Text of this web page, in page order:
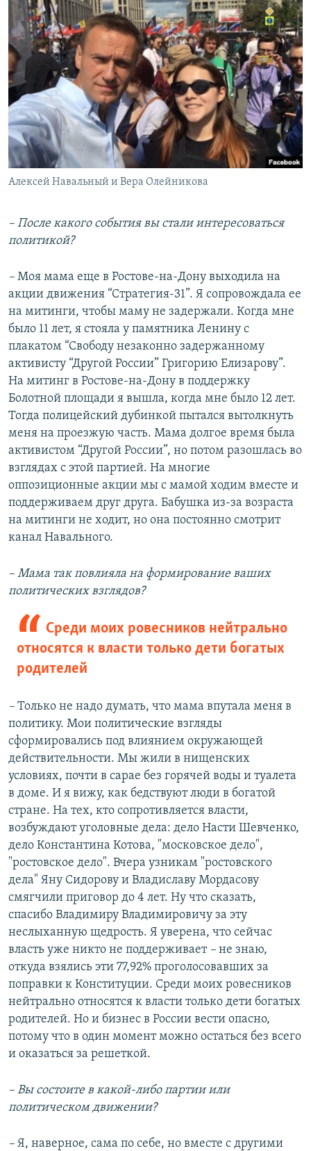
Алексей Навальный и Вера Олейникова
– После какого события вы стали интересоваться
политикой?
– Моя мама еще в Ростове-на-Дону выходила на
акции движения “Стратегия-31”. Я сопровождала ее
на митинги, чтобы маму не задержали. Когда мне
было 11 лет, я стояла у памятника Ленину с
плакатом “Свободу незаконно задержанному
активисту “Другой России” Григорию Елизарову”.
На митинг в Ростове-на-Дону в поддержку
Болотной площади я вышла, когда мне было 12 лет.
Тогда полицейский дубинкой пытался вытолкнуть
меня на проезжую часть. Мама долгое время была
активистом “Другой России”, но потом разошлась во
взглядах с этой партией. На многие
оппозиционные акции мы с мамой ходим вместе и
поддерживаем друг друга. Бабушка из-за возраста
на митинги не ходит, но она постоянно смотрит
канал Навального.
– Мама так повлияла на формирование ваших
политических взглядов?
Среди моих ровесников нейтрально
относятся к власти только дети богатых
родителей
– Только не надо думать, что мама впутала меня в
политику. Мои политические взгляды
сформировались под влиянием окружающей
действительности. Мы жили в нищенских
условиях, почти в сарае без горячей воды и туалета
в доме. И я вижу, как бедствуют люди в богатой
стране. На тех, кто сопротивляется власти,
возбуждают уголовные дела: дело Насти Шевченко,
дело Константина Котова, "московское дело",
"ростовское дело". Вчера узникам "ростовского
дела" Яну Сидорову и Владиславу Мордасову
смягчили приговор до 4 лет. Ну что сказать,
спасибо Владимиру Владимировичу за эту
неслыханную щедрость. Я уверена, что сейчас
власть уже никто не поддерживает – не знаю,
откуда взялись эти 77,92% проголосовавших за
поправки к Конституции. Среди моих ровесников
нейтрально относятся к власти только дети богатых
родителей. Но и бизнес в России вести опасно,
потому что в один момент можно остаться без всего
и оказаться за решеткой.
– Вы состоите в какой-либо партии или
политическом движении?
– Я, наверное, сама по себе, но вместе с другими